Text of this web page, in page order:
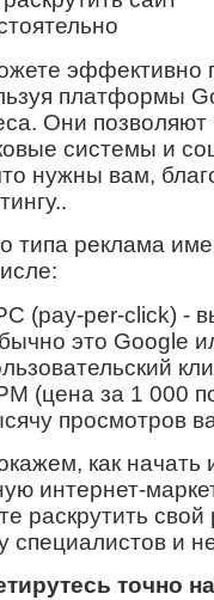
эффективно
платформы
Они позволяют
системы и
нужны вам,
типа реклама
(pay-per-click) -
это Google
(цена за 1 000
просмотров
как начать
интернет-
раскрутить
специалистов и
точно